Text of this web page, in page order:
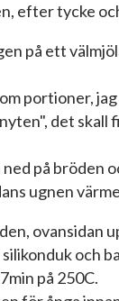
efter tycke
på ett
portioner,
det skall
på bröden
ugnen
ovansidan
och
på 250C.